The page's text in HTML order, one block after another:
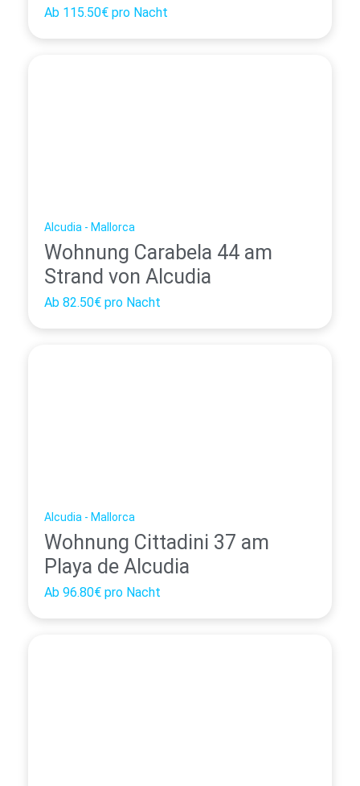
Ab 115.50€ pro Nacht
Alcudia - Mallorca
Wohnung Carabela 44 am
Strand von Alcudia
Ab 82.50€ pro Nacht
Alcudia - Mallorca
Wohnung Cittadini 37 am
Playa de Alcudia
Ab 96.80€ pro Nacht